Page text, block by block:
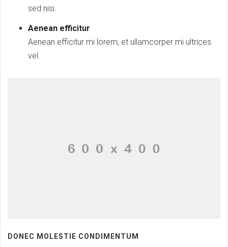
sed nisi.
Aenean efficitur
Aenean efficitur mi lorem, et ullamcorper mi ultrices
vel.
DONEC MOLESTIE CONDIMENTUM